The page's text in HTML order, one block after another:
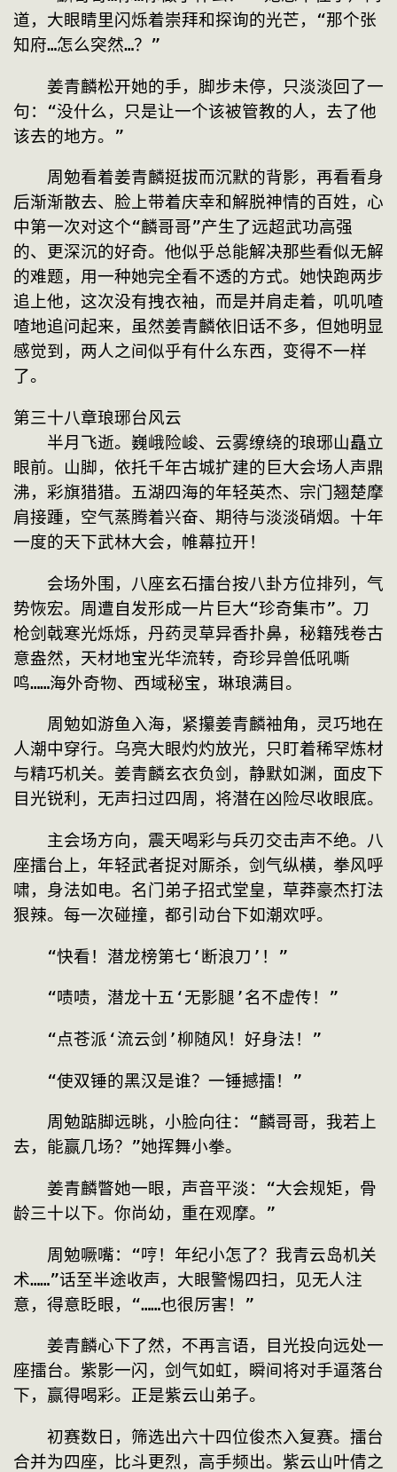
道，大眼睛里闪烁着崇拜和探询的光芒，“那个张
知府…怎么突然…？”
姜青麟松开她的手，脚步未停，只淡淡回了一
句：“没什么，只是让一个该被管教的人，去了他
该去的地方。”
周勉看着姜青麟挺拔而沉默的背影，再看看身
后渐渐散去、脸上带着庆幸和解脱神情的百姓，心
中第一次对这个“麟哥哥”产生了远超武功高强
的、更深沉的好奇。他似乎总能解决那些看似无解
的难题，用一种她完全看不透的方式。她快跑两步
追上他，这次没有拽衣袖，而是并肩走着，叽叽喳
喳地追问起来，虽然姜青麟依旧话不多，但她明显
感觉到，两人之间似乎有什么东西，变得不一样
了。
第三十八章琅琊台风云
半月飞逝。巍峨险峻、云雾缭绕的琅琊山矗立
眼前。山脚，依托千年古城扩建的巨大会场人声鼎
沸，彩旗猎猎。五湖四海的年轻英杰、宗门翘楚摩
肩接踵，空气蒸腾着兴奋、期待与淡淡硝烟。十年
一度的天下武林大会，帷幕拉开！
会场外围，八座玄石擂台按八卦方位排列，气
势恢宏。周遭自发形成一片巨大“珍奇集市”。刀
枪剑戟寒光烁烁，丹药灵草异香扑鼻，秘籍残卷古
意盎然，天材地宝光华流转，奇珍异兽低吼嘶
鸣……海外奇物、西域秘宝，琳琅满目。
周勉如游鱼入海，紧攥姜青麟袖角，灵巧地在
人潮中穿行。乌亮大眼灼灼放光，只盯着稀罕炼材
与精巧机关。姜青麟玄衣负剑，静默如渊，面皮下
目光锐利，无声扫过四周，将潜在凶险尽收眼底。
主会场方向，震天喝彩与兵刃交击声不绝。八
座擂台上，年轻武者捉对厮杀，剑气纵横，拳风呼
啸，身法如电。名门弟子招式堂皇，草莽豪杰打法
狠辣。每一次碰撞，都引动台下如潮欢呼。
“快看！潜龙榜第七‘断浪刀’！”
“啧啧，潜龙十五‘无影腿’名不虚传！”
“点苍派‘流云剑’柳随风！好身法！”
“使双锤的黑汉是谁？一锤撼擂！”
周勉踮脚远眺，小脸向往：“麟哥哥，我若上
去，能赢几场？”她挥舞小拳。
姜青麟瞥她一眼，声音平淡：“大会规矩，骨
龄三十以下。你尚幼，重在观摩。”
周勉噘嘴：“哼！年纪小怎了？我青云岛机关
术……”话至半途收声，大眼警惕四扫，见无人注
意，得意眨眼，“……也很厉害！”
姜青麟心下了然，不再言语，目光投向远处一
座擂台。紫影一闪，剑气如虹，瞬间将对手逼落台
下，赢得喝彩。正是紫云山弟子。
初赛数日，筛选出六十四位俊杰入复赛。擂台
合并为四座，比斗更烈，高手频出。紫云山叶倩之